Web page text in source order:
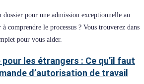
dossier pour une admission exceptionnelle au
comprendre le processus ? Vous trouverez dans
pour vous aider.
les étrangers : Ce qu’il faut
d’autorisation de travail